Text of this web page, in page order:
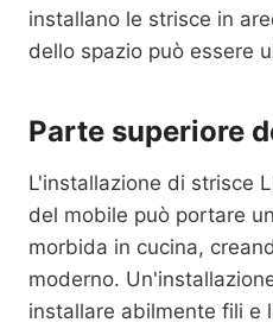
installano le strisce in
dello spazio può essere
Parte superiore
L'installazione di strisce
del mobile può portare
morbida in cucina,
moderno.
installare abilmente fili e